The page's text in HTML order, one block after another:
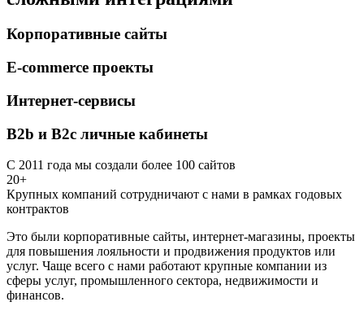
Корпоративные сайты
E-commerce проекты
Интернет-сервисы
B2b и B2c личные кабинеты
С 2011 года мы создали более 100 сайтов
20+
Крупных компаний сотрудничают с нами в рамках годовых
контрактов
Это были корпоративные сайты, интернет-магазины, проекты
для повышения лояльности и продвижения продуктов или
услуг. Чаще всего с нами работают крупные компании из
сферы услуг, промышленного сектора, недвижимости и
финансов.